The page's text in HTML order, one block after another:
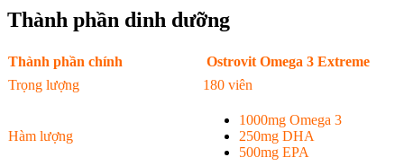
Thành phần dinh dưỡng
Thành phần chính
Ostrovit Omega 3 Extreme
Trọng lượng
180 viên
Hàm lượng
1000mg Omega 3
250mg DHA
500mg EPA